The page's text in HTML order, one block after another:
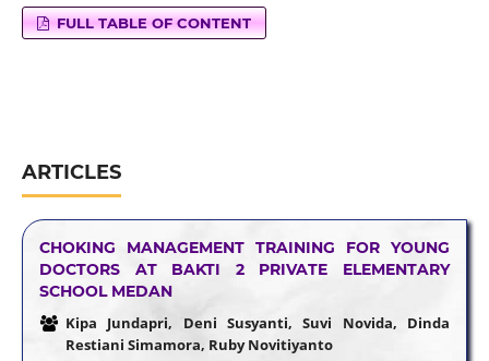
FULL TABLE OF CONTENT
ARTICLES
CHOKING MANAGEMENT TRAINING FOR YOUNG
DOCTORS AT BAKTI 2 PRIVATE ELEMENTARY
SCHOOL MEDAN
Kipa Jundapri, Deni Susyanti, Suvi Novida, Dinda
Restiani Simamora, Ruby Novitiyanto